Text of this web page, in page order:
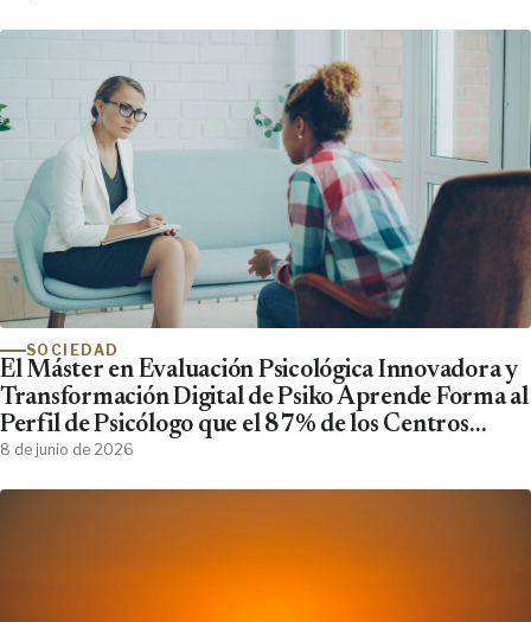
SOCIEDAD
El Máster en Evaluación Psicológica Innovadora y
Transformación Digital de Psiko Aprende Forma al
Perfil de Psicólogo que el 87% de los Centros
Clínicos Demanda y No Encuentra
8 de junio de 2026